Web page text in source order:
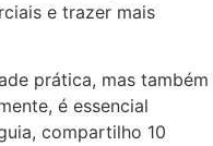
e trazer mais
prática, mas também
é essencial
compartilho 10